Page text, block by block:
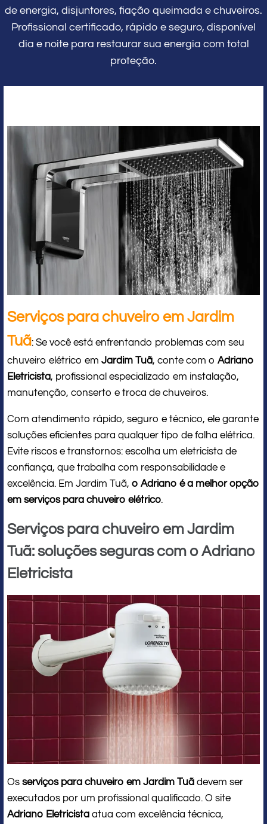
de energia, disjuntores, fiação queimada e chuveiros.
Profissional certificado, rápido e seguro, disponível
dia e noite para restaurar sua energia com total
proteção.
Serviços para chuveiro em Jardim
Tuã: Se você está enfrentando problemas com seu
chuveiro elétrico em Jardim Tuã, conte com o Adriano
Eletricista, profissional especializado em instalação,
manutenção, conserto e troca de chuveiros.
Com atendimento rápido, seguro e técnico, ele garante
soluções eficientes para qualquer tipo de falha elétrica.
Evite riscos e transtornos: escolha um eletricista de
confiança, que trabalha com responsabilidade e
excelência. Em Jardim Tuã, o Adriano é a melhor opção
em serviços para chuveiro elétrico.
Serviços para chuveiro em Jardim
Tuã: soluções seguras com o Adriano
Eletricista
Os serviços para chuveiro em Jardim Tuã devem ser
executados por um profissional qualificado. O site
Adriano Eletricista atua com excelência técnica,